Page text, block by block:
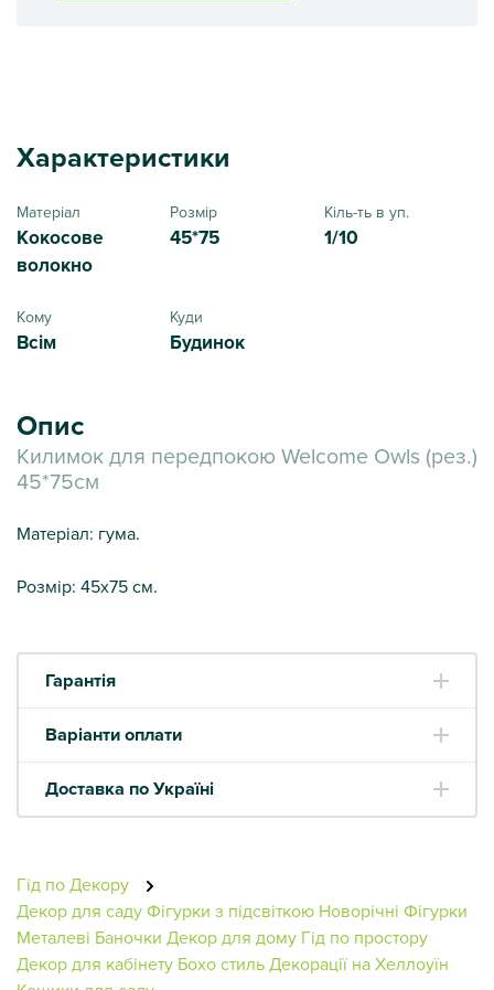
Характеристики
Матеріал
Кокосове
волокно
Розмір
45*75
Кіль-ть в уп.
1/10
Кому
Всім
Куди
Будинок
Опис
Килимок для передпокою Welcome Owls (рез.)
45*75см
Матеріал: гума.
Розмір: 45х75 см.
Гарантія
Варіанти оплати
Доставка по Україні
Гід по Декору
Декор для садуФігурки з підсвіткою Новорічні Фігурки
Металеві Баночки Декор для дому Гід по простору
Декор для кабінету Бохо стильДекорації на Хеллоуїн